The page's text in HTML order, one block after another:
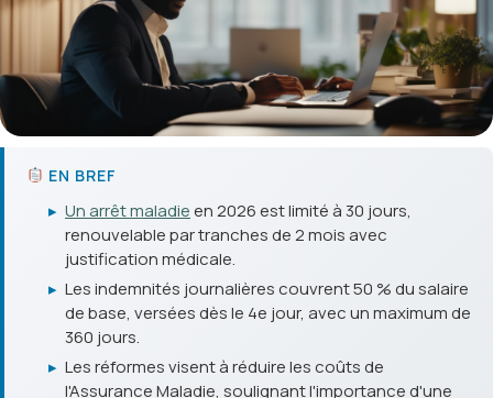
EN BREF
▸ Un arrêt maladieen 2026 est limité à 30 jours,
renouvelable par tranches de 2 mois avec
justification médicale.
▸ Les indemnités journalières couvrent 50 % du salaire
de base, versées dès le 4e jour, avec un maximum de
360 jours.
▸ Les réformes visent à réduire les coûts de
l'Assurance Maladie, soulignant l'importance d'une